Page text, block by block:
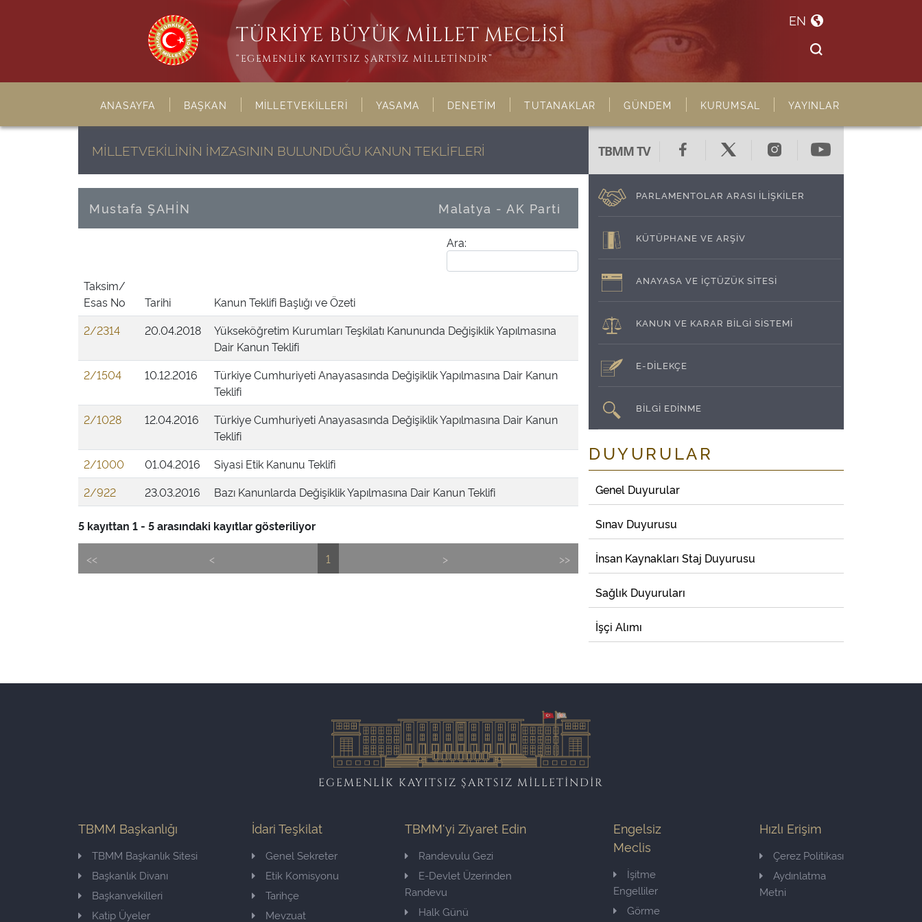
TÜRKİYE BÜYÜK MİLLET MECLİSİ
“EGEMENLİK KAYITSIZ ŞARTSIZ MİLLETİNDİR”
EN
ANASAYFA BAŞKAN MİLLETVEKİLLERİ YASAMA DENETİM TUTANAKLAR GÜNDEM KURUMSAL YAYINLAR
MİLLETVEKİLİNİN İMZASININ BULUNDUĞU KANUN TEKLİFLERİ
Mustafa ŞAHİN Malatya - AK Parti
Ara:
Taksim/
Esas No
Tarihi
Kanun Teklifi Başlığı ve Özeti
2/2314
20.04.2018
Yükseköğretim Kurumları Teşkilatı Kanununda Değişiklik Yapılmasına
Dair Kanun Teklifi
2/1504
10.12.2016
Türkiye Cumhuriyeti Anayasasında Değişiklik Yapılmasına Dair Kanun
Teklifi
2/1028
12.04.2016
Türkiye Cumhuriyeti Anayasasında Değişiklik Yapılmasına Dair Kanun
Teklifi
2/1000
01.04.2016
Siyasi Etik Kanunu Teklifi
2/922
23.03.2016 Bazı Kanunlarda Değişiklik Yapılmasına Dair Kanun Teklifi
5 kayıttan 1 - 5 arasındaki kayıtlar gösteriliyor
<< < 1 > >>
TBMM TV
PARLAMENTOLAR ARASI İLİŞKİLER
KÜTÜPHANE VE ARŞİV
ANAYASA VE İÇTÜZÜK SİTESİ
KANUN VE KARAR BİLGİ SİSTEMİ
E-DİLEKÇE
BİLGİ EDİNME
DUYURULAR
Genel Duyurular
Sınav Duyurusu
İnsan Kaynakları Staj Duyurusu
Sağlık Duyuruları
İşçi Alımı
EGEMENLİK KAYITSIZ ŞARTSIZ MİLLETİNDİR
TBMM Başkanlığı
TBMM Başkanlık Sitesi
Başkanlık Divanı
Başkanvekilleri
Katip Üyeler
İdari Teşkilat
Genel Sekreter
Etik Komisyonu
Tarihçe
Mevzuat
TBMM'yi Ziyaret Edin
Randevulu Gezi
E-Devlet Üzerinden
Randevu
Halk Günü
Engelsiz
Meclis
İşitme
Engelliler
Görme
Hızlı Erişim
Çerez Politikası
Aydınlatma
Metni